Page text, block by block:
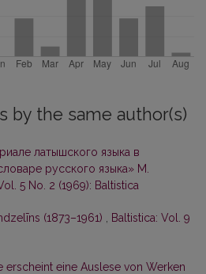
by the same author(s)
латышского языка в
русского языка» М.
5 No. 2 (1969): Baltistica
(1873–1961)
Baltistica: Vol. 9
erscheint eine Auslese von Werken